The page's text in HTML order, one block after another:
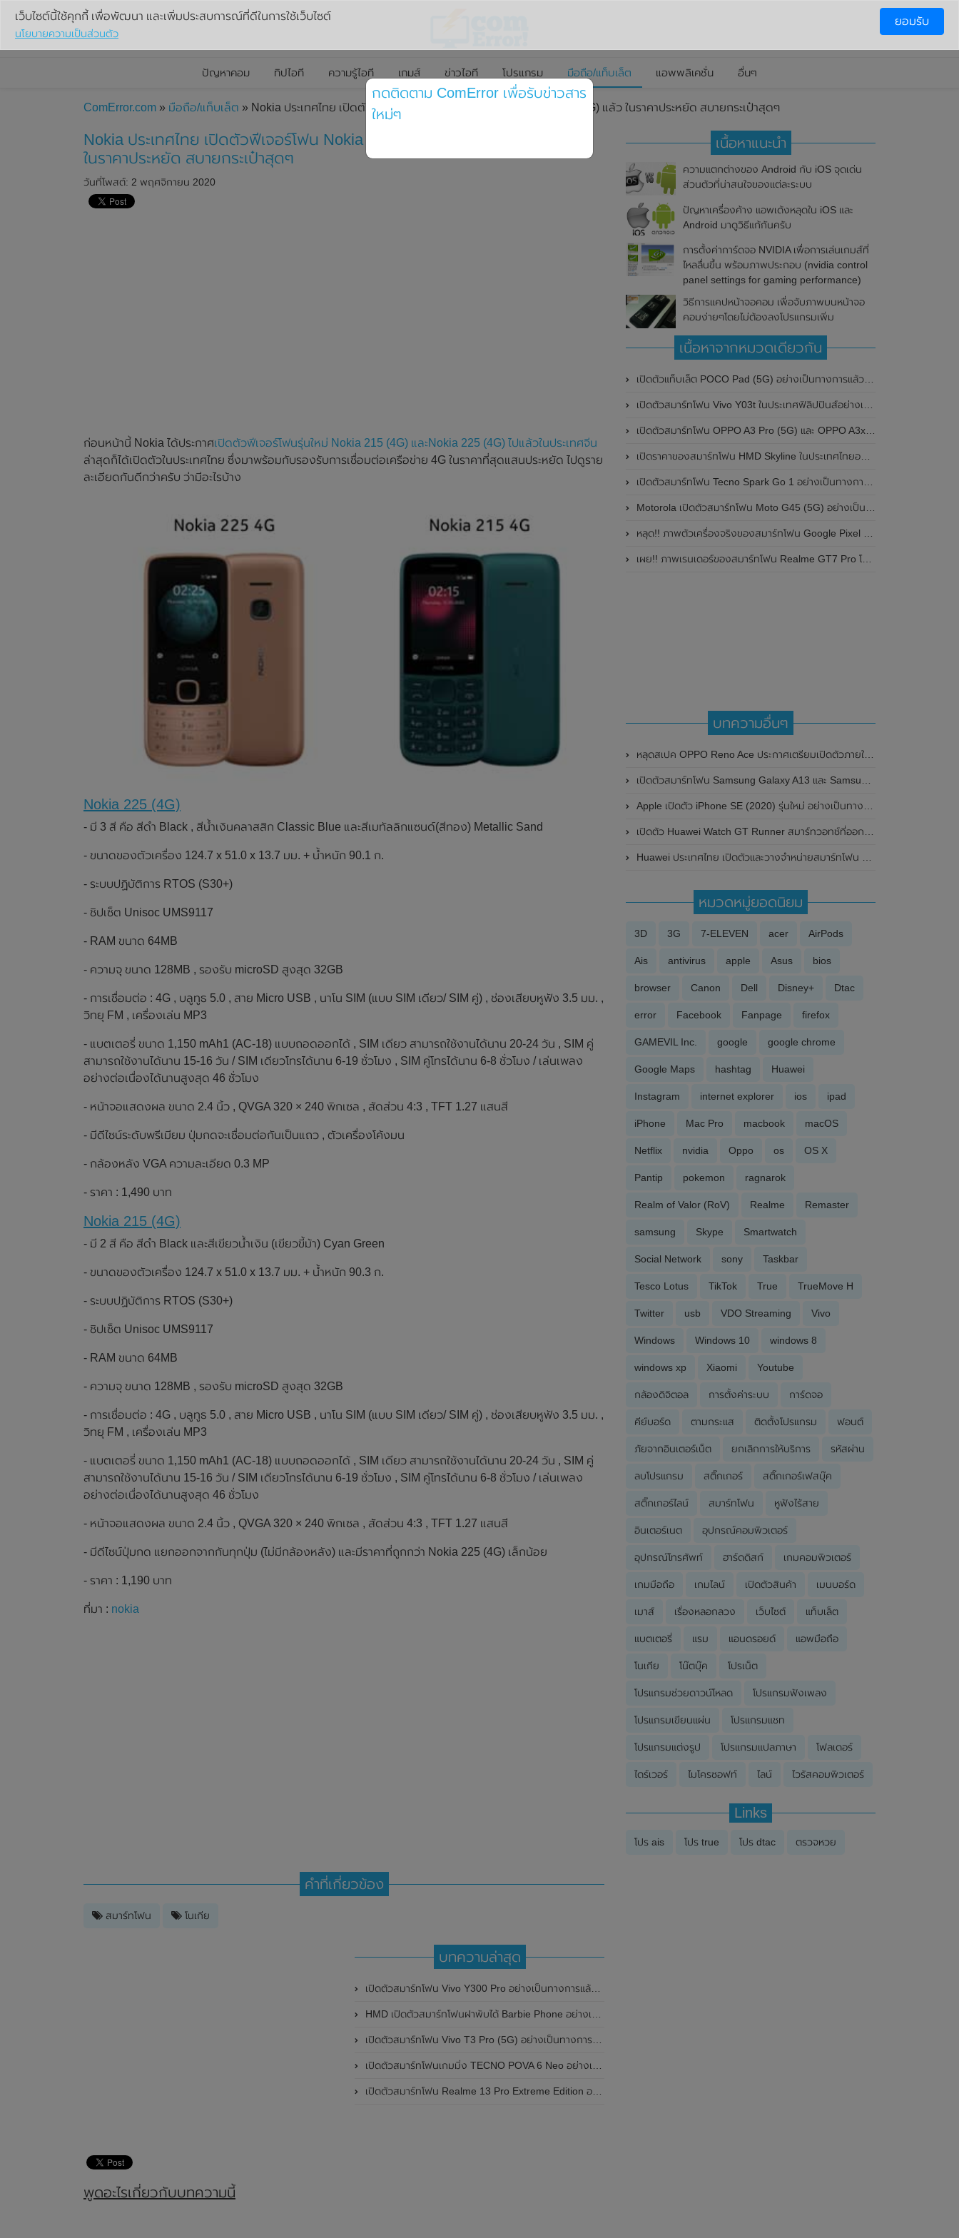
ปัญหาคอม ทิปไอที ความรู้ไอที เกมส์ ข่าวไอที โปรแกรม มือถือ/แท็บเล็ต แอพพลิเคชั่น อื่นๆ
ComError.com » มือถือ/แท็บเล็ต » Nokia ประเทศไทย เปิดตัวฟีเจอร์โฟน Nokia 215 (4G) และNokia 225 (4G) แล้ว ในราคาประหยัด สบายกระเป๋าสุดๆ
Nokia ประเทศไทย เปิดตัวฟีเจอร์โฟน Nokia 215 (4G) และNokia 225 (4G) แล้ว
ในราคาประหยัด สบายกระเป๋าสุดๆ
วันที่โพสต์: 2 พฤศจิกายน 2020
ก่อนหน้านี้ Nokia ได้ประกาศเปิดตัวฟีเจอร์โฟนรุ่นใหม่ Nokia 215 (4G) และNokia 225 (4G) ไปแล้วในประเทศจีน
ล่าสุดก็ได้เปิดตัวในประเทศไทย ซึ่งมาพร้อมกับรองรับการเชื่อมต่อเครือข่าย 4G ในราคาที่สุดแสนประหยัด ไปดูราย
ละเอียดกันดีกว่าครับ ว่ามีอะไรบ้าง
Nokia 225 (4G)
- มี 3 สี คือ สีดำ Black , สีน้ำเงินคลาสสิก Classic Blue และสีเมทัลลิกแซนด์(สีทอง) Metallic Sand
- ขนาดของตัวเครื่อง 124.7 x 51.0 x 13.7 มม. + น้ำหนัก 90.1 ก.
- ระบบปฏิบัติการ RTOS (S30+)
- ชิปเซ็ต Unisoc UMS9117
- RAM ขนาด 64MB
- ความจุ ขนาด 128MB , รองรับ microSD สูงสุด 32GB
- การเชื่อมต่อ : 4G , บลูทูธ 5.0 , สาย Micro USB , นาโน SIM (แบบ SIM เดียว/ SIM คู่) , ช่องเสียบหูฟัง 3.5 มม. ,
วิทยุ FM , เครื่องเล่น MP3
- แบตเตอรี่ ขนาด 1,150 mAh1 (AC-18) แบบถอดออกได้ , SIM เดียว สามารถใช้งานได้นาน 20-24 วัน , SIM คู่
สามารถใช้งานได้นาน 15-16 วัน / SIM เดียวโทรได้นาน 6-19 ชั่วโมง , SIM คู่โทรได้นาน 6-8 ชั่วโมง / เล่นเพลง
อย่างต่อเนื่องได้นานสูงสุด 46 ชั่วโมง
- หน้าจอแสดงผล ขนาด 2.4 นิ้ว , QVGA 320 × 240 พิกเซล , สัดส่วน 4:3 , TFT 1.27 แสนสี
- มีดีไซน์ระดับพรีเมียม ปุ่มกดจะเชื่อมต่อกันเป็นแถว , ตัวเครื่องโค้งมน
- กล้องหลัง VGA ความละเอียด 0.3 MP
- ราคา : 1,490 บาท
Nokia 215 (4G)
- มี 2 สี คือ สีดำ Black และสีเขียวน้ำเงิน (เขียวขี้ม้า) Cyan Green
- ขนาดของตัวเครื่อง 124.7 x 51.0 x 13.7 มม. + น้ำหนัก 90.3 ก.
- ระบบปฏิบัติการ RTOS (S30+)
- ชิปเซ็ต Unisoc UMS9117
- RAM ขนาด 64MB
- ความจุ ขนาด 128MB , รองรับ microSD สูงสุด 32GB
- การเชื่อมต่อ : 4G , บลูทูธ 5.0 , สาย Micro USB , นาโน SIM (แบบ SIM เดียว/ SIM คู่) , ช่องเสียบหูฟัง 3.5 มม. ,
วิทยุ FM , เครื่องเล่น MP3
- แบตเตอรี่ ขนาด 1,150 mAh1 (AC-18) แบบถอดออกได้ , SIM เดียว สามารถใช้งานได้นาน 20-24 วัน , SIM คู่
สามารถใช้งานได้นาน 15-16 วัน / SIM เดียวโทรได้นาน 6-19 ชั่วโมง , SIM คู่โทรได้นาน 6-8 ชั่วโมง / เล่นเพลง
อย่างต่อเนื่องได้นานสูงสุด 46 ชั่วโมง
- หน้าจอแสดงผล ขนาด 2.4 นิ้ว , QVGA 320 × 240 พิกเซล , สัดส่วน 4:3 , TFT 1.27 แสนสี
- มีดีไซน์ปุ่มกด แยกออกจากกันทุกปุ่ม (ไม่มีกล้องหลัง) และมีราคาที่ถูกกว่า Nokia 225 (4G) เล็กน้อย
- ราคา : 1,190 บาท
ที่มา : nokia
คำที่เกี่ยวข้อง
สมาร์ทโฟน โนเกีย
บทความล่าสุด
เปิดตัวสมาร์ทโฟน Vivo Y300 Pro อย่างเป็นทางการแล้วในประเทศจีน มาพร้อมดีไซน์พรีเมี่ยม ทนทาน และแบตเตอรี่สุดอึดขนาดใหญ่ 6,500mAh พร้อมรองรับการชาร์จไว 80W
HMD เปิดตัวสมาร์ทโฟนฝาพับได้ Barbie Phone อย่างเป็นทางการแล้ว มาพร้อมธีมสีชมพูสดใส
เปิดตัวสมาร์ทโฟน Vivo T3 Pro (5G) อย่างเป็นทางการแล้วในประเทศอินเดีย
เปิดตัวสมาร์ทโฟนเกมมิ่ง TECNO POVA 6 Neo อย่างเป็นทางการแล้วในประเทศไทย ในราคา 8,499 บาท
เปิดตัวสมาร์ทโฟน Realme 13 Pro Extreme Edition อย่างเป็นทางการแล้วในประเทศจีน
พูดอะไรเกี่ยวกับบทความนี้
เนื้อหาแนะนำ
ความแตกต่างของ Android กับ iOS จุดเด่น
ส่วนตัวที่น่าสนใจของแต่ละระบบ
ปัญหาเครื่องค้าง แอพเด้งหลุดใน iOS และ
Android มาดูวิธีแก้กันครับ
การตั้งค่าการ์ดจอ NVIDIA เพื่อการเล่นเกมส์ที่
ไหลลื่นขึ้น พร้อมภาพประกอบ (nvidia control
panel settings for gaming performance)
วิธีการแคปหน้าจอคอม เพื่อจับภาพบนหน้าจอ
คอมง่ายๆโดยไม่ต้องลงโปรแกรมเพิ่ม
เนื้อหาจากหมวดเดียวกัน
เปิดตัวแท็บเล็ต POCO Pad (5G) อย่างเป็นทางการแล้วในประเทศอินเดีย มาพร้อมชิปเซ็ต Snapdragon 7s Gen 2 ของ Qualcomm และรองรับเครือข่าย 5G
เปิดตัวสมาร์ทโฟน Vivo Y03t ในประเทศฟิลิปปินส์อย่างเป็นทางการแล้ว มาพร้อมชิปเซ็ต Unisoc T612 , กล้องหลัง ความละเอียด 13MP , แบตเตอรี่ 5,000mAh และหน้าจอแสดงผล LCD / 90Hz
เปิดตัวสมาร์ทโฟน OPPO A3 Pro (5G) และ OPPO A3x ในประเทศไทยอย่างเป็นทางการแล้ว ในราคาเริ่มต้นเพียง 3,999 บาท
เปิดราคาของสมาร์ทโฟน HMD Skyline ในประเทศไทยอย่างเป็นทางการแล้ว ราคา 14,990 บาท
เปิดตัวสมาร์ทโฟน Tecno Spark Go 1 อย่างเป็นทางการแล้ว มาพร้อมหน้าจอแสดงผล LCD / 120Hz , แบตเตอรี่ 5,000mAh และใช้ชิปเซ็ต Unisoc
Motorola เปิดตัวสมาร์ทโฟน Moto G45 (5G) อย่างเป็นทางการแล้วในอินเดีย
หลุด!! ภาพตัวเครื่องจริงของสมาร์ทโฟน Google Pixel 9a โชว์ดีไซน์ใหม่ กล้องหลังแบนราบ ไม่มีกรอบของกล้องแล้ว
เผย!! ภาพเรนเดอร์ของสมาร์ทโฟน Realme GT7 Pro โชว์ให้เห็นดีไซน์ใหม่ พร้อมเผยรายละเอียดสเปกที่สำคัญบางส่วน
บทความอื่นๆ
หลุดสเปค OPPO Reno Ace ประกาศเตรียมเปิดตัวภายในเดือนตุลาคมนี้
เปิดตัวสมาร์ทโฟน Samsung Galaxy A13 และ Samsung Galaxy A23 อย่างเป็นทางการแล้ว
Apple เปิดตัว iPhone SE (2020) รุ่นใหม่ อย่างเป็นทางการแล้วในราคาเริ่มต้นเพียง 14,900 บาท
เปิดตัว Huawei Watch GT Runner สมาร์ทวอทช์ที่ออกแบบมาเพื่อสาวกนักวิ่งโดยเฉพาะ
Huawei ประเทศไทย เปิดตัวและวางจำหน่ายสมาร์ทโฟน Huawei nova 9 SE อย่างเป็นทางการแล้ว
หมวดหมู่ยอดนิยม
3D 3G 7-ELEVEN acer AirPods
Ais antivirus apple Asus bios
browser Canon Dell Disney+ Dtac
error Facebook Fanpage firefox
GAMEVIL Inc. google google chrome
Google Maps hashtag Huawei
Instagram internet explorer ios ipad
iPhone Mac Pro macbook macOS
Netflix nvidia Oppo os OS X
Pantip pokemon ragnarok
Realm of Valor (RoV) Realme Remaster
samsung Skype Smartwatch
Social Network sony Taskbar
Tesco Lotus TikTok True TrueMove H
Twitter usb VDO Streaming Vivo
Windows Windows 10 windows 8
windows xp Xiaomi Youtube
กล้องดิจิตอล การตั้งค่าระบบ การ์ดจอ
คีย์บอร์ด ตามกระแส ติดตั้งโปรแกรม ฟอนต์
ภัยจากอินเตอร์เน็ต ยกเลิกการให้บริการ รหัสผ่าน
ลบโปรแกรม สติ๊กเกอร์ สติ๊กเกอร์เฟสบุ๊ค
สติ๊กเกอร์ไลน์ สมาร์ทโฟน หูฟังไร้สาย
อินเตอร์เนต อุปกรณ์คอมพิวเตอร์
อุปกรณ์โทรศัพท์ ฮาร์ดดิสก์ เกมคอมพิวเตอร์
เกมมือถือ เกมไลน์ เปิดตัวสินค้า เมนบอร์ด
เมาส์ เรื่องหลอกลวง เว็บไซต์ แท็บเล็ต
แบตเตอรี่ แรม แอนดรอยด์ แอพมือถือ
โนเกีย โน๊ตบุ๊ค โปรเน็ต
โปรแกรมช่วยดาวน์โหลด โปรแกรมฟังเพลง
โปรแกรมเขียนแผ่น โปรแกรมแชท
โปรแกรมแต่งรูป โปรแกรมแปลภาษา โฟลเดอร์
ไดร์เวอร์ ไมโครซอฟท์ ไลน์ ไวรัสคอมพิวเตอร์
Links
โปร ais โปร true โปร dtac ตรวจหวย
เว็บไซต์นี้ใช้คุกกี้ เพื่อพัฒนา และเพิ่มประสบการณ์ที่ดีในการใช้เว็บไซต์
นโยบายความเป็นส่วนตัว
ยอมรับ
กดติดตาม ComError เพื่อรับข่าวสาร
ใหม่ๆ